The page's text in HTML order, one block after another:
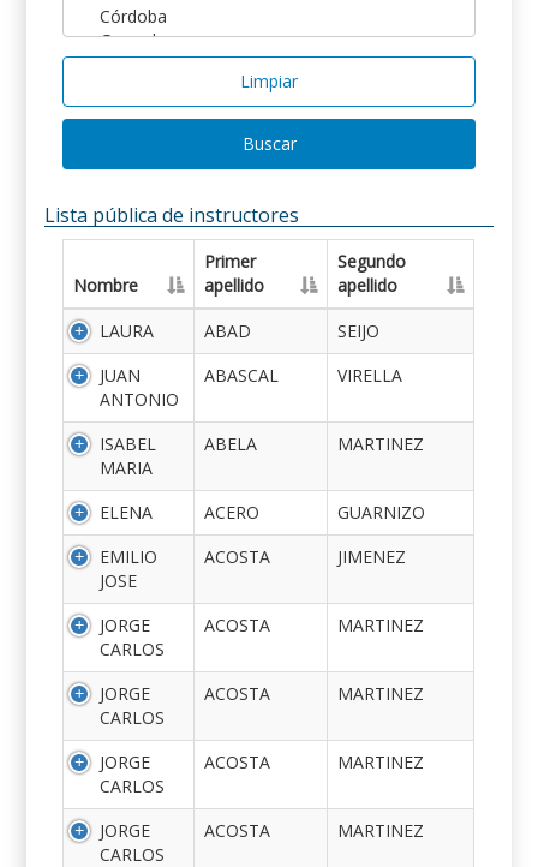
Limpiar
Buscar
Lista pública de instructores
Nombre
Primer
apellido
Segundo
apellido
LAURA
ABAD
SEIJO
JUAN
ANTONIO
ABASCAL VIRELLA
ISABEL
MARIA
ABELA MARTINEZ
ELENA ACERO
GUARNIZO
EMILIO
JOSE
ACOSTA JIMENEZ
JORGE
CARLOS
ACOSTA MARTINEZ
JORGE
CARLOS
ACOSTA MARTINEZ
JORGE
CARLOS
ACOSTA MARTINEZ
JORGE
CARLOS
ACOSTA MARTINEZ